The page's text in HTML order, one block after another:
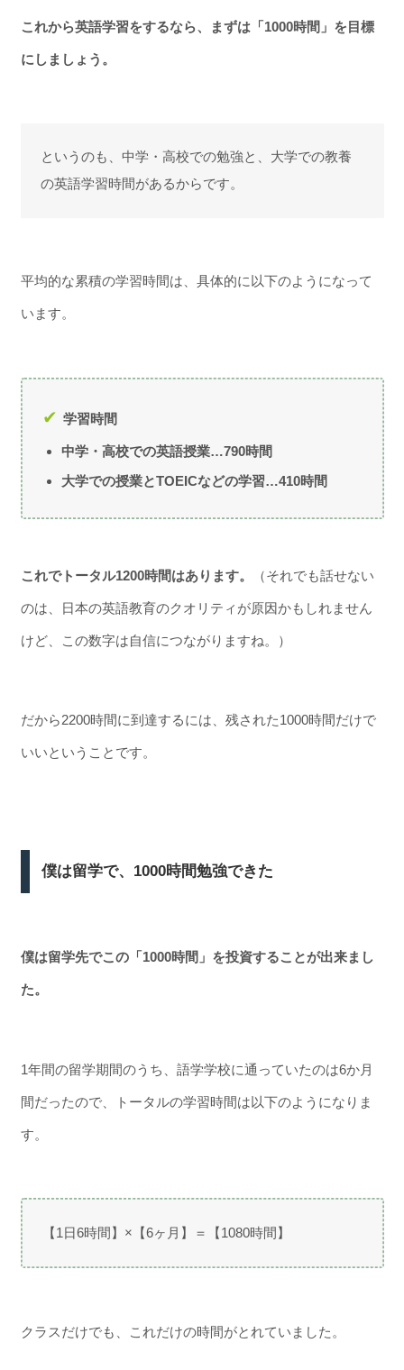
これから英語学習をするなら、まずは「1000時間」を目標
にしましょう。
というのも、中学・高校での勉強と、大学での教養
の英語学習時間があるからです。
平均的な累積の学習時間は、具体的に以下のようになって
います。
学習時間
中学・高校での英語授業…790時間
大学での授業とTOEICなどの学習…410時間
これでトータル1200時間はあります。 （それでも話せない
のは、日本の英語教育のクオリティが原因かもしれません
けど、この数字は自信につながりますね。）
だから2200時間に到達するには、残された1000時間だけで
いいということです。
僕は留学で、1000時間勉強できた
僕は留学先でこの「1000時間」を投資することが出来まし
た。
1年間の留学期間のうち、語学学校に通っていたのは6か月
間だったので、トータルの学習時間は以下のようになりま
す。
【1日6時間】×【6ヶ月】＝【1080時間】
クラスだけでも、これだけの時間がとれていました。